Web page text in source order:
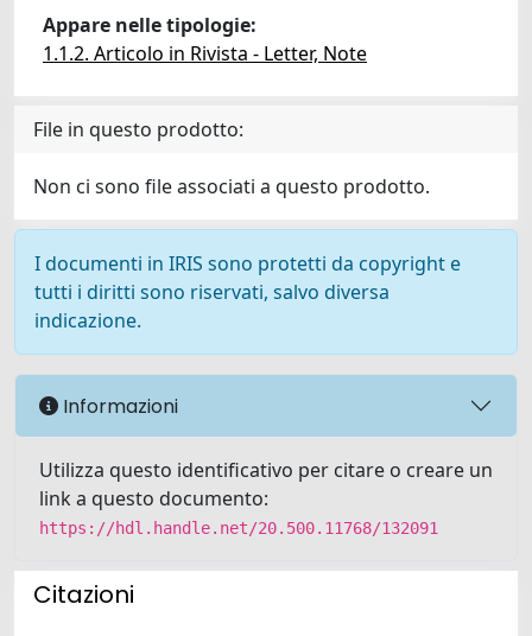
Appare nelle tipologie:
1.1.2. Articolo in Rivista - Letter, Note
File in questo prodotto:
Non ci sono file associati a questo prodotto.
I documenti in IRIS sono protetti da copyright e
tutti i diritti sono riservati, salvo diversa
indicazione.
Informazioni
Utilizza questo identificativo per citare o creare un
link a questo documento:
https://hdl.handle.net/20.500.11768/132091
Citazioni